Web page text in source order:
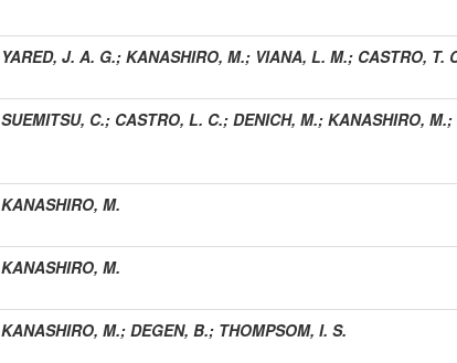
YARED, J. A. G.; KANASHIRO, M.; VIANA, L. M.; CASTRO, T.
SUEMITSU, C.; CASTRO, L. C.; DENICH, M.; KANASHIRO, M.;
KANASHIRO, M.
KANASHIRO, M.
KANASHIRO, M.; DEGEN, B.; THOMPSOM, I. S.